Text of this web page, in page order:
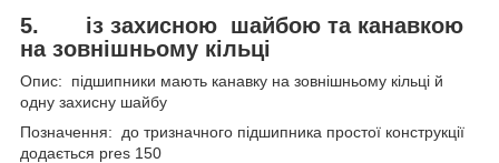
5. із захисною шайбою та канавкою
на зовнішньому кільці
Опис: підшипники мають канавку на зовнішньому кільці й
одну захисну шайбу
Позначення: до тризначного підшипника простої конструкції
додається pres 150